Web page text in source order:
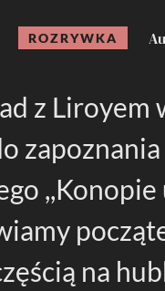
ROZRYWKA
z Liroyem
na